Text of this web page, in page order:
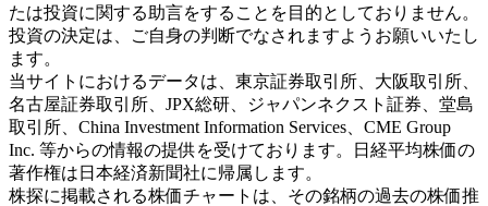
たは投資に関する助言をすることを目的としておりません。
投資の決定は、ご自身の判断でなされますようお願いいたし
ます。
当サイトにおけるデータは、東京証券取引所、大阪取引所、
名古屋証券取引所、JPX総研、ジャパンネクスト証券、堂島
取引所、China Investment Information Services、CME Group
Inc. 等からの情報の提供を受けております。日経平均株価の
著作権は日本経済新聞社に帰属します。
株探に掲載される株価チャートは、その銘柄の過去の株価推